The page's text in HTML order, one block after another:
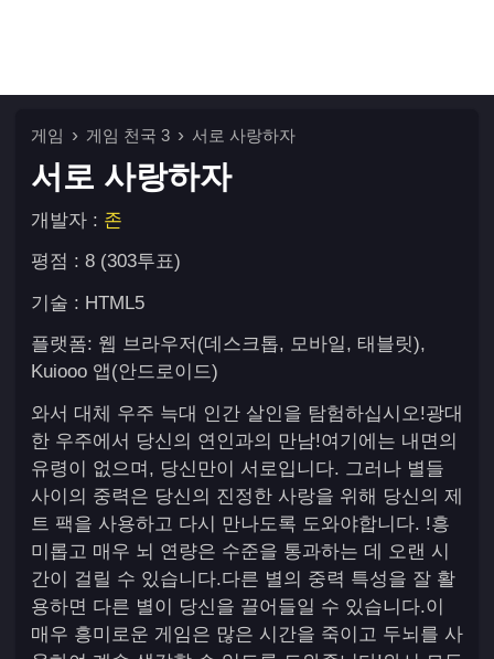
게임 게임 천국 3 서로 사랑하자
서로 사랑하자
개발자 : 존
평점 : 8 (303투표)
기술 : HTML5
플랫폼: 웹 브라우저(데스크톱, 모바일, 태블릿),
Kuiooo 앱(안드로이드)
와서 대체 우주 늑대 인간 살인을 탐험하십시오!광대
한 우주에서 당신의 연인과의 만남!여기에는 내면의
유령이 없으며, 당신만이 서로입니다. 그러나 별들
사이의 중력은 당신의 진정한 사랑을 위해 당신의 제
트 팩을 사용하고 다시 만나도록 도와야합니다. !흥
미롭고 매우 뇌 연량은 수준을 통과하는 데 오랜 시
간이 걸릴 수 있습니다.다른 별의 중력 특성을 잘 활
용하면 다른 별이 당신을 끌어들일 수 있습니다.이
매우 흥미로운 게임은 많은 시간을 죽이고 두뇌를 사